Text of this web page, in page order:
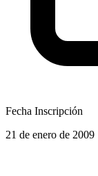
Fecha Inscripción
21 de enero de 2009